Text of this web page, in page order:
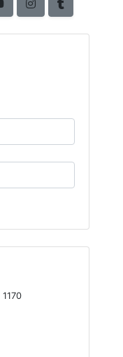
1170